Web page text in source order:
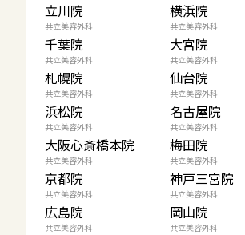
立川院 横浜院
共立美容外科
千葉院
共立美容外科
大宮院
共立美容外科
札幌院
共立美容外科
仙台院
共立美容外科
浜松院
共立美容外科
名古屋院
共立美容外科
大阪心斎橋本院
共立美容外科
梅田院
共立美容外科
京都院
共立美容外科
神戸三宮院
共立美容外科
広島院
共立美容外科
岡山院
共立美容外科 共立美容外科